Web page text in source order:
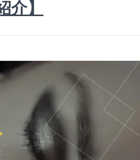
】